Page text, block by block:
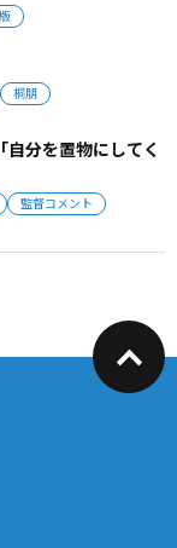
桐朋
分を置物にしてく
監督コメント